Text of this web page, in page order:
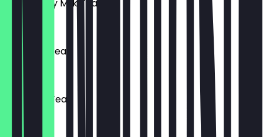
Strawberry Milk Tea
£ 3,50
Taro Milk Tea
£ 3,50
Rose Milk Tea
£ 3,50